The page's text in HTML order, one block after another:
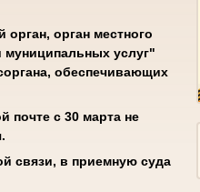
орган местного
муниципальных услуг"
обеспечивающих
почте с 30 марта не
связи, в приемную суда